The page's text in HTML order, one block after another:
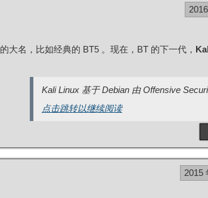
的大名，比如经典的 BT5 。现在，BT 的下一代，
Kali Linux 基于 Debian 由 Offensive
点击跳转以继续阅读
2015